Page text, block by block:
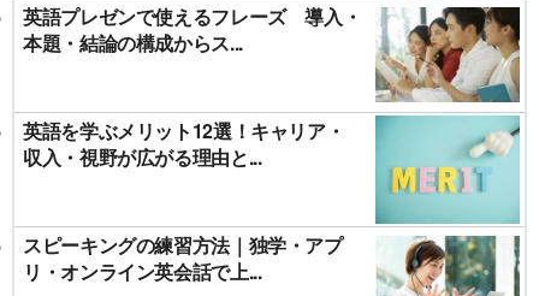
英語プレゼンで使えるフレーズ 導入・
本題・結論の構成からス...
英語を学ぶメリット12選！キャリア・
収入・視野が広がる理由と...
スピーキングの練習方法｜独学・アプ
リ・オンライン英会話で上...